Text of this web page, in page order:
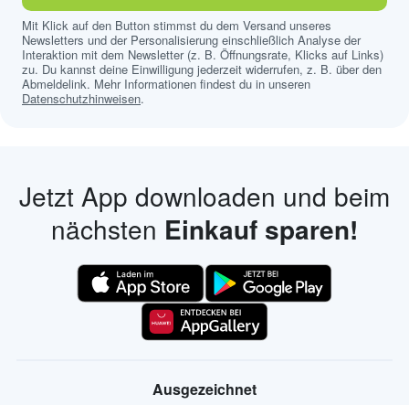
Mit Klick auf den Button stimmst du dem Versand unseres
Newsletters und der Personalisierung einschließlich Analyse der
Interaktion mit dem Newsletter (z. B. Öffnungsrate, Klicks auf Links)
zu. Du kannst deine Einwilligung jederzeit widerrufen, z. B. über den
Abmeldelink. Mehr Informationen findest du in unseren
Datenschutzhinweisen.
Jetzt App downloaden und beim
nächsten Einkauf sparen!
Ausgezeichnet